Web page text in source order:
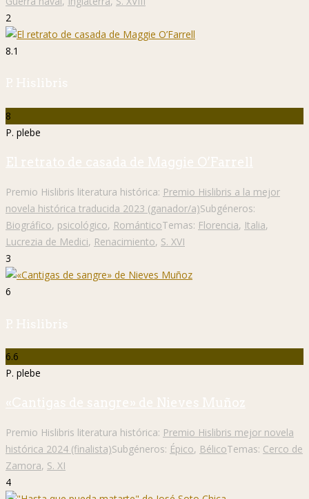
2
8.1
P. Hislibris
8
P. plebe
El retrato de casada de Maggie O’Farrell
Premio Hislibris literatura histórica: Premio Hislibris a la mejor
novela histórica traducida 2023 (ganador/a)Subgéneros:
Biográfico, psicológico, RománticoTemas: Florencia, Italia,
Lucrezia de Medici, Renacimiento, S. XVI
3
6
P. Hislibris
6.6
P. plebe
«Cantigas de sangre» de Nieves Muñoz
Premio Hislibris literatura histórica: Premio Hislibris mejor novela
histórica 2024 (finalista)Subgéneros: Épico, BélicoTemas: Cerco de
Zamora, S. XI
4